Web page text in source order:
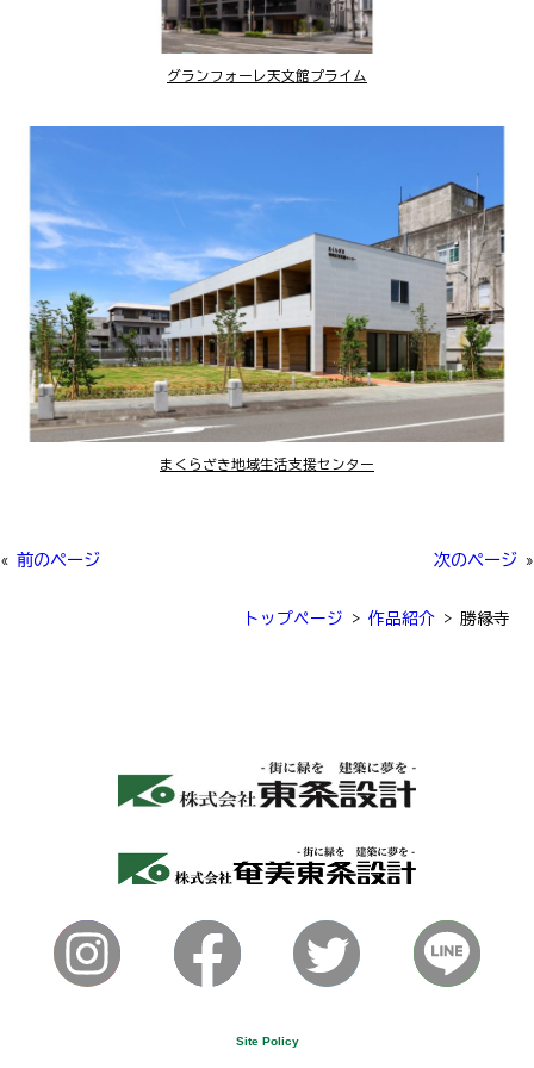
グランフォーレ天文館プライム
まくらざき地域生活支援センター
« 前のページ 次のページ »
トップページ > 作品紹介 > 勝縁寺
Site Policy